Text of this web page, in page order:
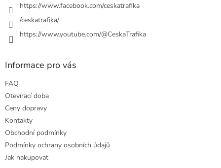
ý
s
https://www.facebook.com/ceskatrafika
/ceskatrafika/
https://www.youtube.com/@CeskaTrafika
Informace pro vás
FAQ
Otevírací doba
Ceny dopravy
Kontakty
Obchodní podmínky
Podmínky ochrany osobních údajů
Jak nakupovat